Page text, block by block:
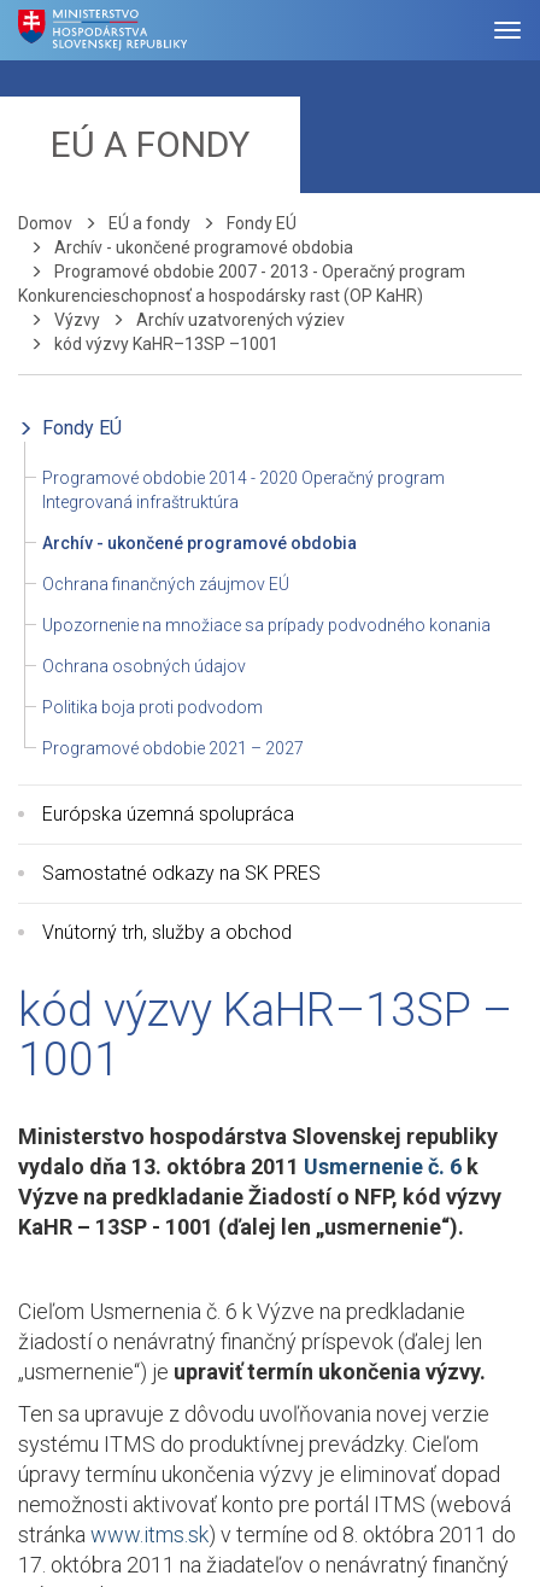
EÚ A FONDY
Domov EÚ a fondy
Fondy EÚ
Archív - ukončené programové obdobia
Programové obdobie 2007 - 2013 - Operačný program
Konkurencieschopnosť a hospodársky rast (OP KaHR)
Výzvy
Archív uzatvorených výziev
kód výzvy KaHR–13SP –1001
Fondy EÚ
Programové obdobie 2014 - 2020 Operačný program
Integrovaná infraštruktúra
Archív - ukončené programové obdobia
Ochrana finančných záujmov EÚ
Upozornenie na množiace sa prípady podvodného konania
Ochrana osobných údajov
Politika boja proti podvodom
Programové obdobie 2021 – 2027
Európska územná spolupráca
Samostatné odkazy na SK PRES
Vnútorný trh, služby a obchod
kód výzvy KaHR–13SP –
1001
Ministerstvo hospodárstva Slovenskej republiky
vydalo dňa 13. októbra 2011 Usmernenie č. 6 k
Výzve na predkladanie Žiadostí o NFP, kód výzvy
KaHR – 13SP - 1001 (ďalej len „usmernenie“).
Cieľom Usmernenia č. 6 k Výzve na predkladanie
žiadostí o nenávratný finančný príspevok (ďalej len
„usmernenie“) je upraviť termín ukončenia výzvy.
Ten sa upravuje z dôvodu uvoľňovania novej verzie
systému ITMS do produktívnej prevádzky. Cieľom
úpravy termínu ukončenia výzvy je eliminovať dopad
nemožnosti aktivovať konto pre portál ITMS (webová
stránka www.itms.sk) v termíne od 8. októbra 2011 do
17. októbra 2011 na žiadateľov o nenávratný finančný